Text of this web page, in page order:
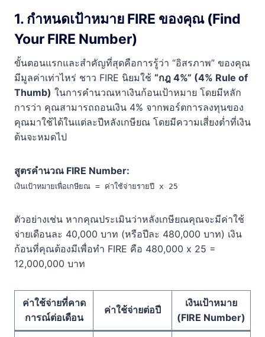
1. กำหนดเป้าหมาย FIRE ของคุณ (Find
Your FIRE Number)
ขั้นตอนแรกและสำคัญที่สุดคือการรู้ว่า “อิสรภาพ” ของคุณ
มีมูลค่าเท่าไหร่ ชาว FIRE นิยมใช้ “กฎ 4%” (4% Rule of
Thumb) ในการคำนวณหาเงินก้อนเป้าหมาย โดยมีหลัก
การว่า คุณสามารถถอนเงิน 4% จากพอร์ตการลงทุนของ
คุณมาใช้ได้ในแต่ละปีหลังเกษียณ โดยมีความเสี่ยงต่ำที่เงิน
ต้นจะหมดไป
สูตรคำนวณ FIRE Number:
เงินเป้าหมายเพื่อเกษียณ = ค่าใช้จ่ายรายปี x 25
ตัวอย่างเช่น หากคุณประเมินว่าหลังเกษียณคุณจะมีค่าใช้
จ่ายเดือนละ 40,000 บาท (หรือปีละ 480,000 บาท) เงิน
ก้อนที่คุณต้องมีเพื่อทำ FIRE คือ 480,000 x 25 =
12,000,000 บาท
ค่าใช้จ่ายที่คาด
การณ์ต่อเดือน
ค่าใช้จ่ายต่อปี
เงินเป้าหมาย
(FIRE Number)